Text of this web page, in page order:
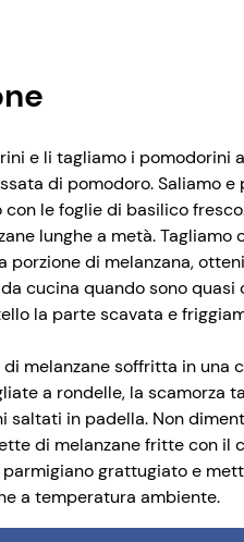
e li tagliamo i
di pomodoro. Saliamo
con le foglie di basilico
lunghe a metà.
porzione di melanzana,
cucina quando sono quasi
la parte scavata e
melanzane soffritta in una
a rondelle, la scamorza
saltati in padella. Non
di melanzane fritte con il
grattugiato e
a temperatura ambiente.